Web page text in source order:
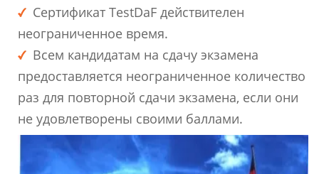
Сертификат TestDaF действителен
неограниченное время.
Всем кандидатам на сдачу экзамена
предоставляется неограниченное количество
раз для повторной сдачи экзамена, если они
не удовлетворены своими баллами.